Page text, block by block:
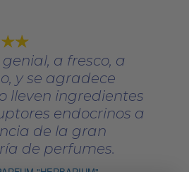
a fresco, a
y se agradece
lleven ingredientes
endocrinos a
de la gran
de perfumes.